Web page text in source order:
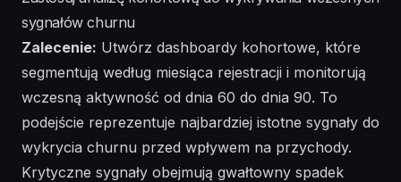
sygnałów churnu
Zalecenie: Utwórz dashboardy kohortowe, które
segmentują według miesiąca rejestracji i monitorują
wczesną aktywność od dnia 60 do dnia 90. To
podejście reprezentuje najbardziej istotne sygnały do
wykrycia churnu przed wpływem na przychody.
Krytyczne sygnały obejmują gwałtowny spadek